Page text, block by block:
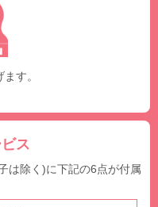
す。
ス
は除く)に下記の6点が付属